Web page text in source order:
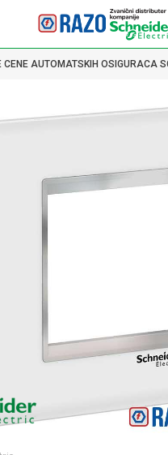
CENE AUTOMATSKIH OSIGURACA